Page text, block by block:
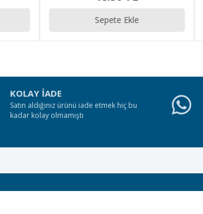
Sepete Ekle
KOLAY İADE
Satın aldığınız ürünü iade etmek hiç bu
kadar kolay olmamıştı